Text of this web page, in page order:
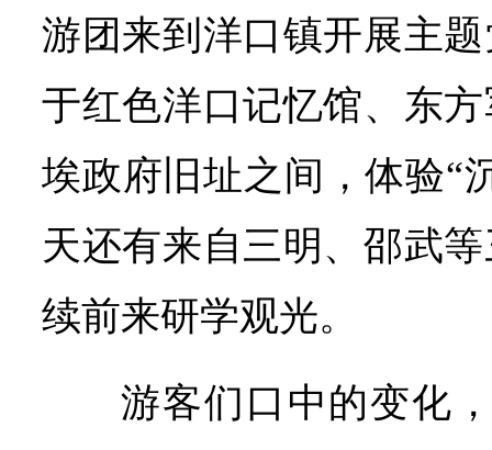
游团来到洋口镇开展主
于红色洋口记忆馆、东
埃政府旧址之间，体验“
天还有来自三明、邵武
续前来研学观光。
游客们口中的变化